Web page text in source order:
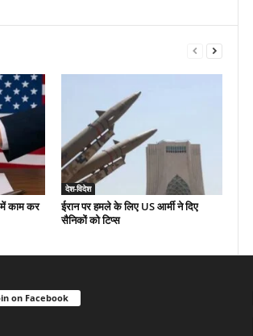
में काम कर
देश-विदेश
ईरान पर हमले के लिए US आर्मी ने दिए
सैनिकों को टिप्स
on Facebook